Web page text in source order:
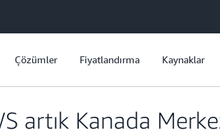
Çözümler Fiyatlandırma Kaynaklar
artık Kanada